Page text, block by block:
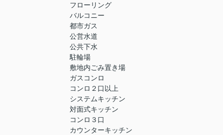
フローリング
バルコニー
都市ガス
公営水道
公共下水
駐輪場
敷地内ごみ置き場
ガスコンロ
コンロ２口以上
システムキッチン
対面式キッチン
コンロ３口
カウンターキッチン